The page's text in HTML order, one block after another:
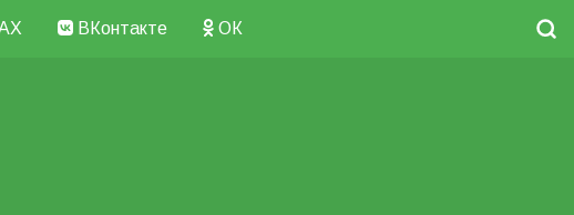
ВКонтакте ОК